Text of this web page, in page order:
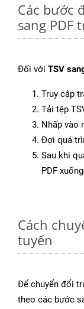
Các bước
sang PDF
Đối với TSV
Truy cập
Tải tệp
Nhấp vào
Đợi quá
Sau khi
PDF
Cách
tuyến
Để chuyển đổi
theo các bước